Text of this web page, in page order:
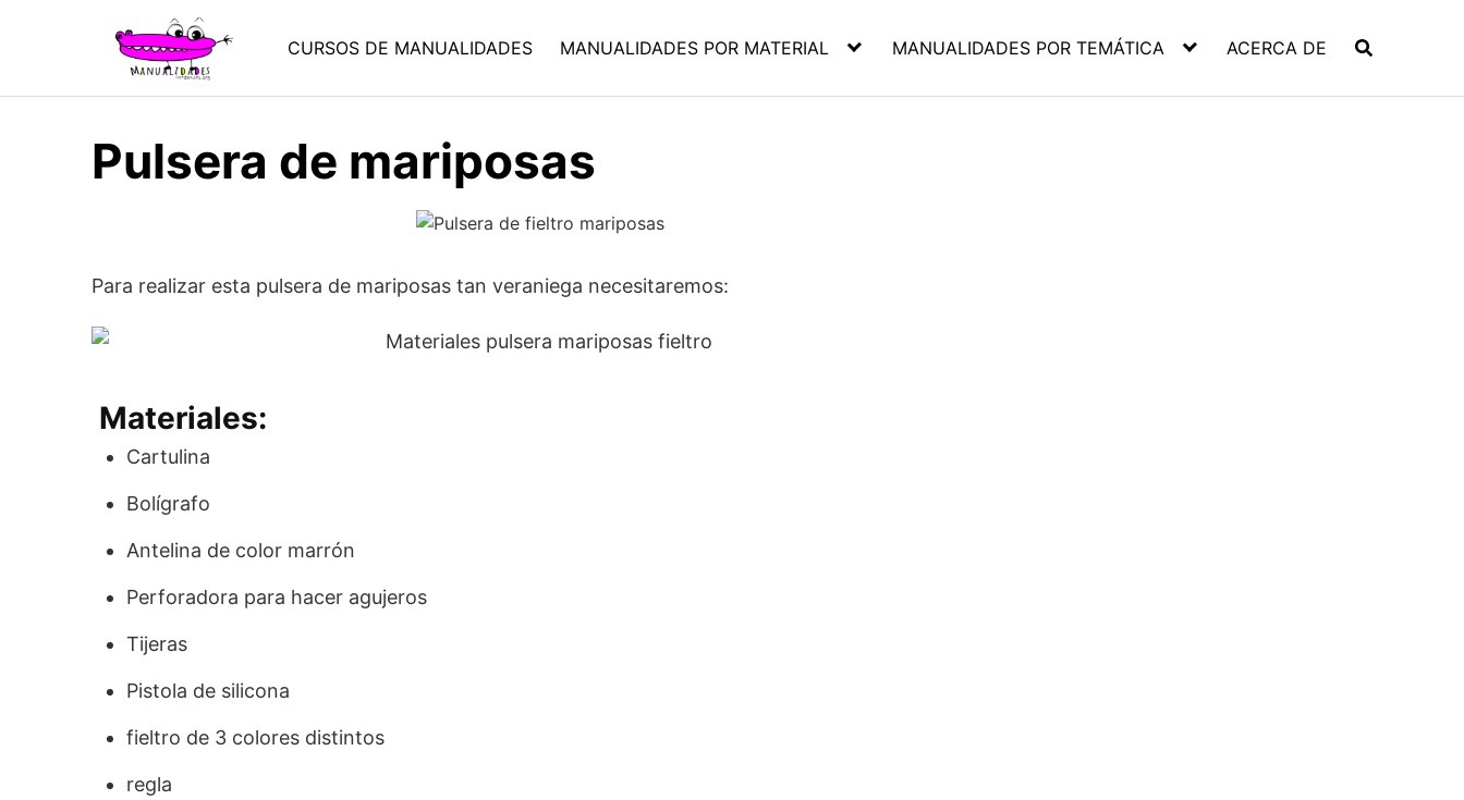
CURSOS DE MANUALIDADES MANUALIDADES POR MATERIAL MANUALIDADES POR TEMÁTICA ACERCA DE
Pulsera de mariposas
Para realizar esta pulsera de mariposas tan veraniega necesitaremos:
Materiales:
Cartulina
Bolígrafo
Antelina de color marrón
Perforadora para hacer agujeros
Tijeras
Pistola de silicona
fieltro de 3 colores distintos
regla